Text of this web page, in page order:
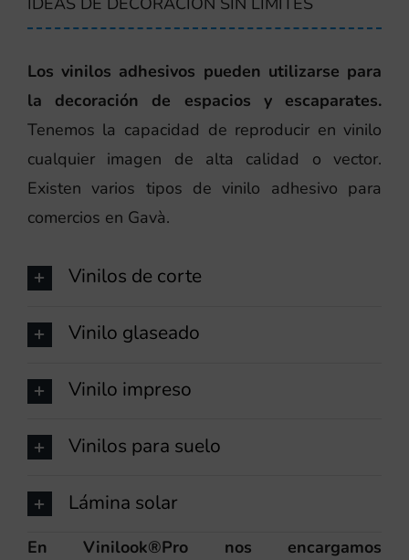
Los vinilos adhesivos pueden utilizarse para
la decoración de espacios y escaparates.
Tenemos la capacidad de reproducir en vinilo
cualquier imagen de alta calidad o vector.
Existen varios tipos de vinilo adhesivo para
comercios en Gavà.
Vinilos de corte
Vinilo glaseado
Vinilo impreso
Vinilos para suelo
Lámina solar
En Vinilook®Pro nos encargamos